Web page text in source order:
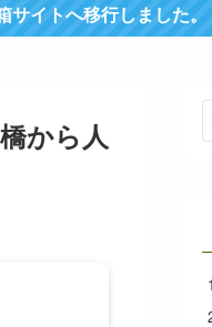
イトへ移行しました。
から人